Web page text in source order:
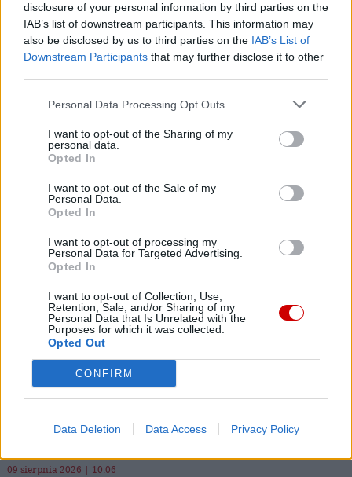
disclosure of your personal information by third parties on the
IAB’s list of downstream participants. This information may
also be disclosed by us to third parties on the IAB’s List of
Downstream Participants that may further disclose it to other
Personal Data Processing Opt Outs
I want to opt-out of the Sharing of my
personal data.
Opted In
I want to opt-out of the Sale of my
Personal Data.
Opted In
I want to opt-out of processing my
Personal Data for Targeted Advertising.
Opted In
I want to opt-out of Collection, Use,
Retention, Sale, and/or Sharing of my
Personal Data that Is Unrelated with the
Purposes for which it was collected.
Opted Out
CONFIRM
Data Deletion Data Access Privacy Policy
Facebook
Wersja do druku
KATASTROFA HUMANITARNA
Najnowsze
09 sierpnia 2026 | 12:46
Dramatyczny apel z ostatniej chrześcijańskiej wioski
Międzyrzecz: Niezwykła wystawa „Sztuka i Architektura
Biskupstwa Lubuskiego”
09 sierpnia 2026 | 10:06